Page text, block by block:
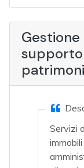
supporto
Servizi